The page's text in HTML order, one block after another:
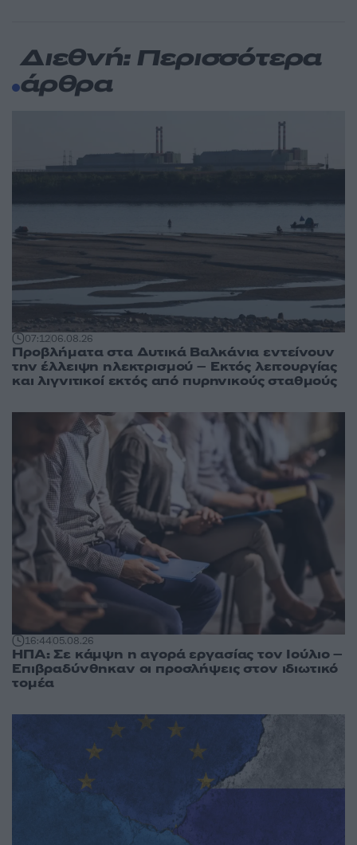
Διεθνή: Περισσότερα
άρθρα
07:1206.08.26
Προβλήματα στα Δυτικά Βαλκάνια εντείνουν
την έλλειψη ηλεκτρισμού – Εκτός λειτουργίας
και λιγνιτικοί εκτός από πυρηνικούς σταθμούς
16:4405.08.26
ΗΠΑ: Σε κάμψη η αγορά εργασίας τον Ιούλιο –
Επιβραδύνθηκαν οι προσλήψεις στον ιδιωτικό
τομέα